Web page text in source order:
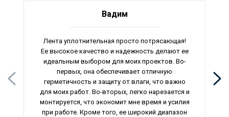
Вадим
Лента уплотнительная просто потрясающая!
Ее высокое качество и надежность делают ее
идеальным выбором для моих проектов. Во-
первых, она обеспечивает отличную
герметичность и защиту от влаги, что важно
для моих работ. Во-вторых, легко нарезается и
монтируется, что экономит мне время и усилия
при работе. Кроме того, ее широкий диапазон